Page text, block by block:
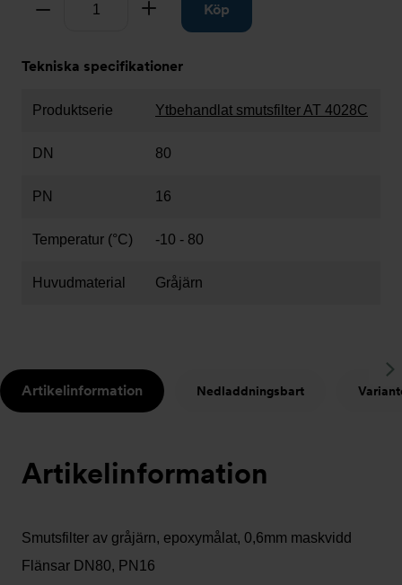
Ta bort Lägg tillKöp
Tekniska specifikationer
Produktserie Ytbehandlat smutsfilter AT 4028C
DN 80
PN 16
Temperatur (°C) -10 - 80
Huvudmaterial Gråjärn
Artikelinformation Nedladdningsbart
Artikelinformation
Smutsfilter av gråjärn, epoxymålat, 0,6mm maskvidd
Flänsar DN80, PN16